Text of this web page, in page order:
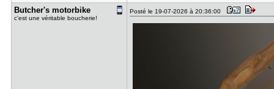
Butcher's ​motorbike
c'est une véritable boucherie!
Posté le 19-07-2026 à 20:36:00